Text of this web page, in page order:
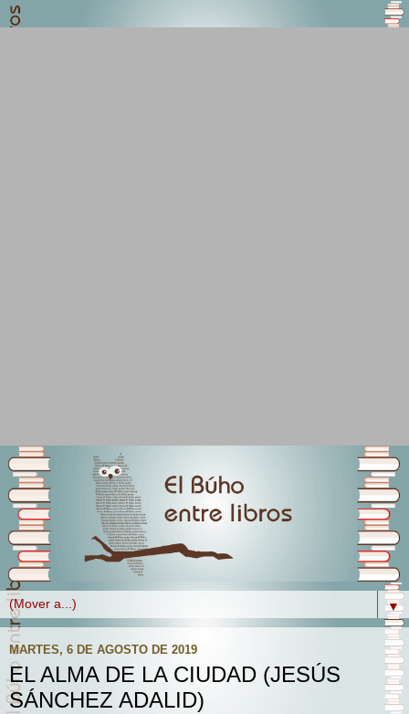
▼
MARTES, 6 DE AGOSTO DE 2019
EL ALMA DE LA CIUDAD (JESÚS
SÁNCHEZ ADALID)